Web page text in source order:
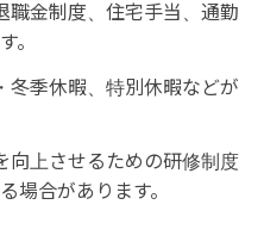
職金制度、住宅手当、通勤
。
冬季休暇、特別休暇などが
向上させるための研修制度
場合があります。